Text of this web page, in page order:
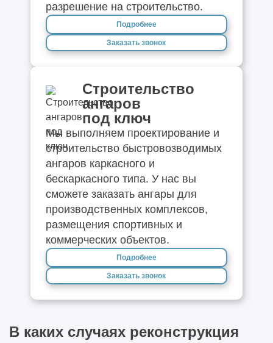
разрешение на строительство.
Подробнее
Заказать звонок
Строительство
ангаров
под ключ
Мы выполняем проектирование и
строительство быстровозводимых
ангаров каркасного и
бескаркасного типа. У нас вы
сможете заказать ангары для
производственных комплексов,
размещения спортивных и
коммерческих объектов.
Подробнее
Заказать звонок
В каких случаях реконструкция